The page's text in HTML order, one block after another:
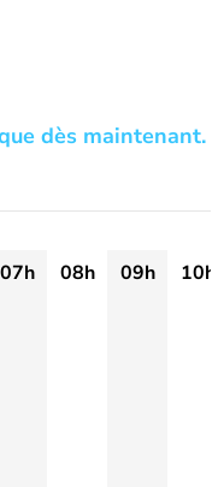
dès maintenant.
07h 08h 09h
10h